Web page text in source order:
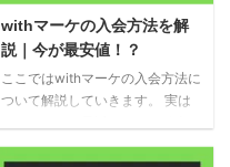
メリットもご紹介しておりますの
で、ぜひ参考にしてください。
withマーケの他の記事はこちら！
withマーケの良い評判 それで
いきましょう。 withマーケの良
withマーケの入会方法を解
説｜今が最安値！？
ここではwithマーケの入会方法に
ついて解説していきます。 実は
りしており、今が最安値になって